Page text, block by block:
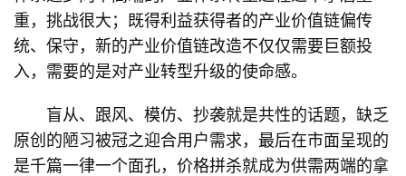
重，挑战很大；既得利益获得者的产业价值链偏传
统、保守，新的产业价值链改造不仅仅需要巨额投
入，需要的是对产业转型升级的使命感。
盲从、跟风、模仿、抄袭就是共性的话题，缺乏
原创的陋习被冠之迎合用户需求，最后在市面呈现的
是千篇一律一个面孔，价格拼杀就成为供需两端的拿